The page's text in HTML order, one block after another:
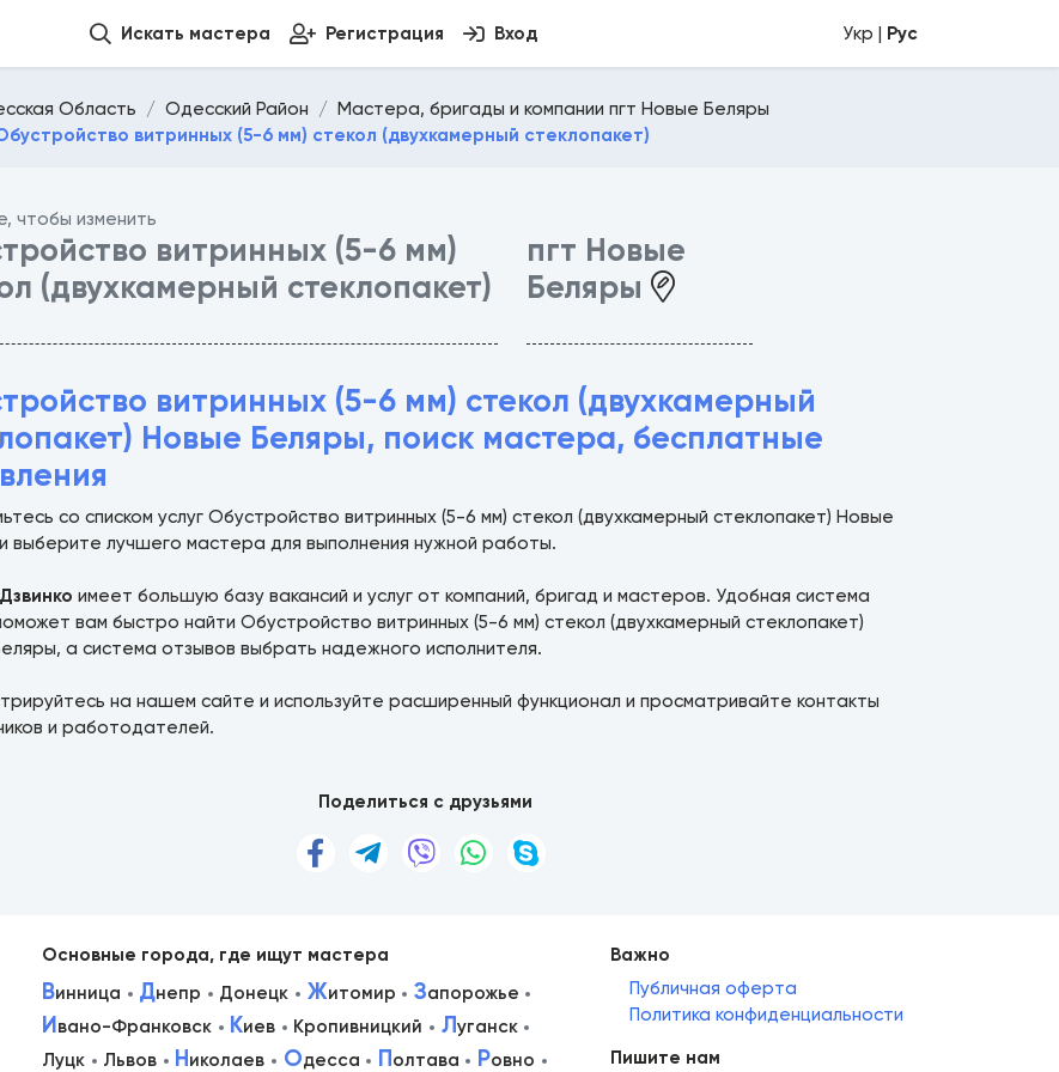
Искать мастера Регистрация Вход Укр | Рус
Область Одесский Район
Мастера, бригады и компании пгт Новые Беляры
витринных (5-6 мм) стекол (двухкамерный стеклопакет)
чтобы изменить
витринных (5-6 мм)
(двухкамерный стеклопакет)
пгт Новые
Беляры
витринных (5-6 мм) стекол (двухкамерный
Новые Беляры, поиск мастера, бесплатные
со списком услуг Обустройство витринных (5-6 мм) стекол (двухкамерный стеклопакет) Новые
выберите лучшего мастера для выполнения нужной работы.
Дзвинко имеет большую базу вакансий и услуг от компаний, бригад и мастеров. Удобная система
вам быстро найти Обустройство витринных (5-6 мм) стекол (двухкамерный стеклопакет)
а система отзывов выбрать надежного исполнителя.
на нашем сайте и используйте расширенный функционал и просматривайте контакты
и работодателей.
Поделиться с друзьями
Основные города, где ищут мастера
Винница Днепр Донецк Житомир Запорожье
Ивано-Франковск Киев Кропивницкий Луганск
Луцк
Львов Николаев Одесса Полтава Ровно
Важно
Публичная оферта
Политика конфиденциальности
Пишите нам